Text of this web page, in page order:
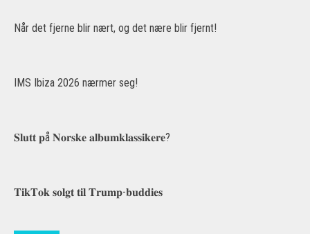
Når det fjerne blir nært, og det nære blir fjernt!
IMS Ibiza 2026 nærmer seg!
𝐒𝐥𝐮𝐭𝐭 𝐩å 𝐍𝐨𝐫𝐬𝐤𝐞 𝐚𝐥𝐛𝐮𝐦𝐤𝐥𝐚𝐬𝐬𝐢𝐤𝐞𝐫𝐞?
𝐓𝐢𝐤𝐓𝐨𝐤 𝐬𝐨𝐥𝐠𝐭 𝐭𝐢𝐥 𝐓𝐫𝐮𝐦𝐩-𝐛𝐮𝐝𝐝𝐢𝐞𝐬